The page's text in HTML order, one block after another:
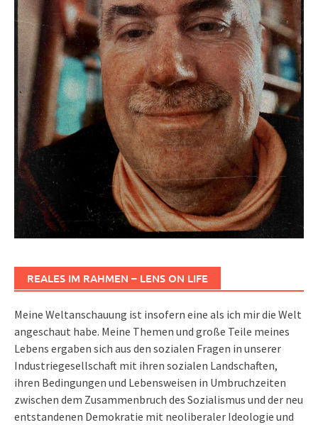
REALES IM RAHMEN – LENS ON LIFE
Meine Weltanschauung ist insofern eine als ich mir die Welt
angeschaut habe. Meine Themen und große Teile meines
Lebens ergaben sich aus den sozialen Fragen in unserer
Industriegesellschaft mit ihren sozialen Landschaften,
ihren Bedingungen und Lebensweisen in Umbruchzeiten
zwischen dem Zusammenbruch des Sozialismus und der neu
entstandenen Demokratie mit neoliberaler Ideologie und